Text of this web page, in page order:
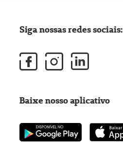
Siga nossas redes sociais:
Baixe nosso aplicativo